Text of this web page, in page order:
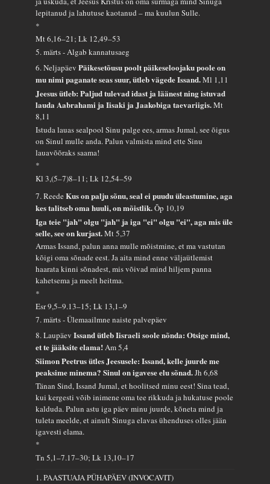
lepitanud ja lahutuse kaotanud – ma kuulun Sulle.
*
Mt 6,16–21; Lk 12,49–53
5. märts - Algab kannatusaeg
6. NeljapäevPäikesetõusu poolt päikeseloojaku poole on
mu nimi paganate seas suur, ütleb vägede Issand.Ml 1,11
Jeesus ütleb: Paljud tulevad idast ja läänest ning istuvad
lauda Aabrahami ja Iisaki ja Jaakobiga taevariigis.Mt
8,11
Istuda lauas sealpool Sinu palge ees, armas Jumal, see õigus
on Sinul mulle anda. Palun valmista mind ette Sinu
lauavõõraks saama!
*
Kl 3,(5–7)8–11; Lk 12,54–59
7. ReedeKus on palju sõnu, seal ei puudu üleastumine, aga
kes talitseb oma huuli, on mõistlik.Õp 10,19
Iga teie "jah" olgu "jah" ja iga "ei" olgu "ei", aga mis üle
selle, see on kurjast.Mt 5,37
Armas Issand, palun anna mulle mõistmine, et ma vastutan
kõigi oma sõnade eest. Ja aita mind enne väljaütlemist
haarata kinni sõnadest, mis võivad mind hiljem panna
kahetsema ja meelt heitma.
*
Esr 9,5–9.13–15; Lk 13,1–9
7. märts - Ülemaailmne naiste palvepäev
8. LaupäevIssand ütleb Iisraeli soole nõnda: Otsige mind,
et te jääksite elama!Am 5,4
Siimon Peetrus ütles Jeesusele: Issand, kelle juurde me
peaksime minema? Sinul on igavese elu sõnad.Jh 6,68
Tänan Sind, Issand Jumal, et hoolitsed minu eest! Sina tead,
kui kergesti võib inimene oma tee rikkuda ja hukatuse poole
kalduda. Palun astu iga päev minu juurde, kõneta mind ja
tuleta meelde, et ainult Sinuga elavas ühenduses olles jään
igavesti elama.
*
Tn 5,1–7.17–30; Lk 13,10–17
1. PAASTUAJA PÜHAPÄEV (INVOCAVIT)